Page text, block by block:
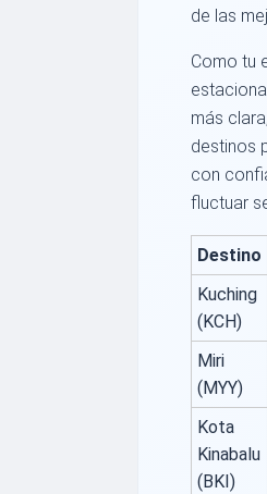
de las
Como tu
más
destinos
con
fluctuar
Destino
Kuching
(KCH)
Miri
(MYY)
Kota
Kinabalu
(BKI)